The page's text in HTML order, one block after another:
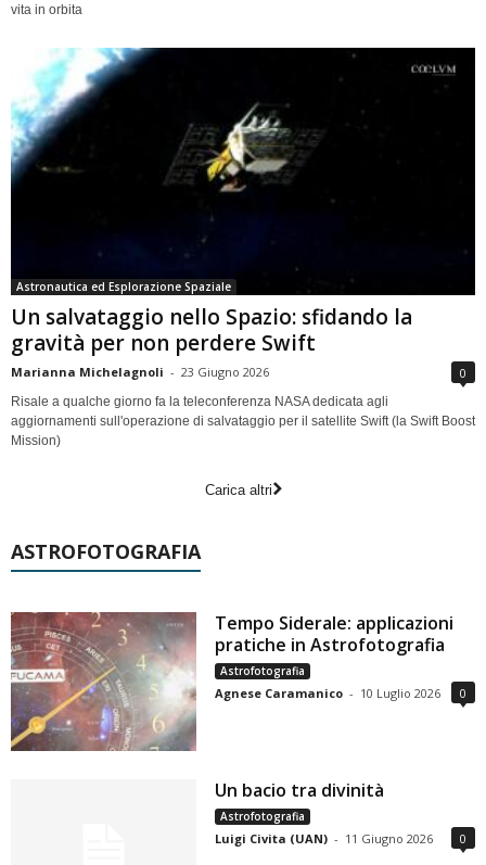
vita in orbita
Astronautica ed Esplorazione Spaziale
Un salvataggio nello Spazio: sfidando la
gravità per non perdere Swift
Marianna Michelagnoli - 23 Giugno 2026 0
Risale a qualche giorno fa la teleconferenza NASA dedicata agli
aggiornamenti sull'operazione di salvataggio per il satellite Swift (la Swift Boost
Mission)
Carica altri
ASTROFOTOGRAFIA
Tempo Siderale: applicazioni
pratiche in Astrofotografia
Astrofotografia
Agnese Caramanico - 10 Luglio 2026 0
Un bacio tra divinità
Astrofotografia
Luigi Civita (UAN) - 11 Giugno 2026 0